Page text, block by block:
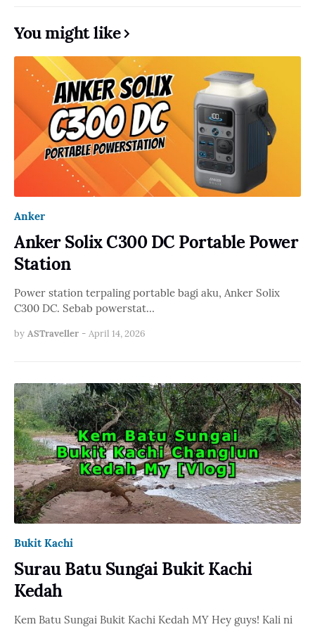
You might like
Anker
Anker Solix C300 DC Portable Power
Station
Power station terpaling portable bagi aku, Anker Solix
C300 DC. Sebab powerstat…
by ASTraveller - April 14, 2026
Bukit Kachi
Surau Batu Sungai Bukit Kachi
Kedah
Kem Batu Sungai Bukit Kachi Kedah MY Hey guys! Kali ni